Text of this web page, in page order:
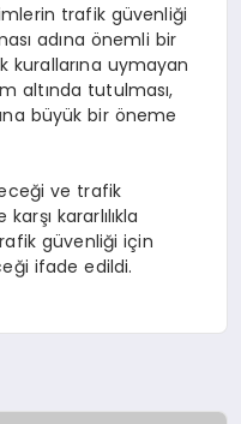
trafik güvenliği
adına önemli bir
kurallarına uymayan
altında tutulması,
büyük bir öneme
ve trafik
kararlılıkla
güvenliği için
ifade edildi.